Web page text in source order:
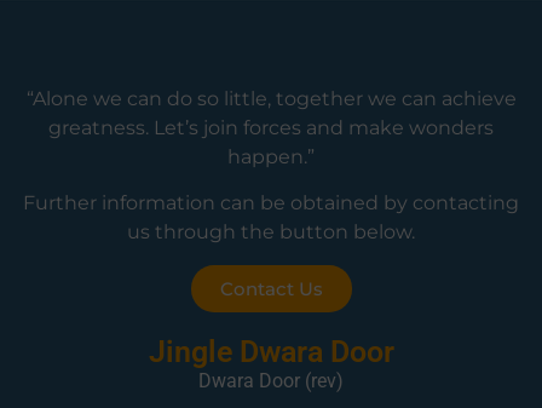
“Alone we can do so little, together we can achieve
greatness. Let’s join forces and make wonders
happen.”
Further information can be obtained by contacting
us through the button below.
Contact Us
Jingle Dwara Door
Dwara Door (rev)